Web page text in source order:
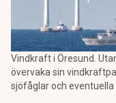
Vindkraft i Öresund.
övervaka sin
sjöfåglar och eventuella